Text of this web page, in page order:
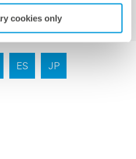
cookies only
ES JP